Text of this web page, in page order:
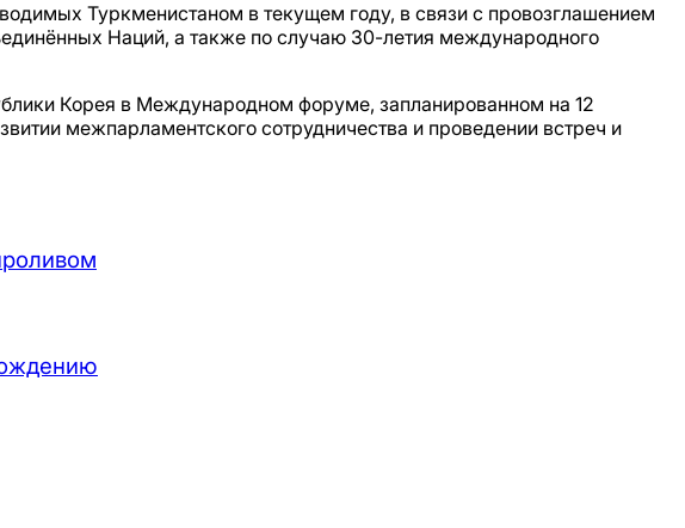
Туркменистаном в текущем году, в связи с провозглашением
Наций, а также по случаю 30-летия международного
Корея в Международном форуме, запланированном на 12
межпарламентского сотрудничества и проведении встреч и